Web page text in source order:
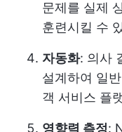
문제를 실제
훈련시킬 수
자동화: 의사
설계하여 일
객 서비스 플
영향력 측정: